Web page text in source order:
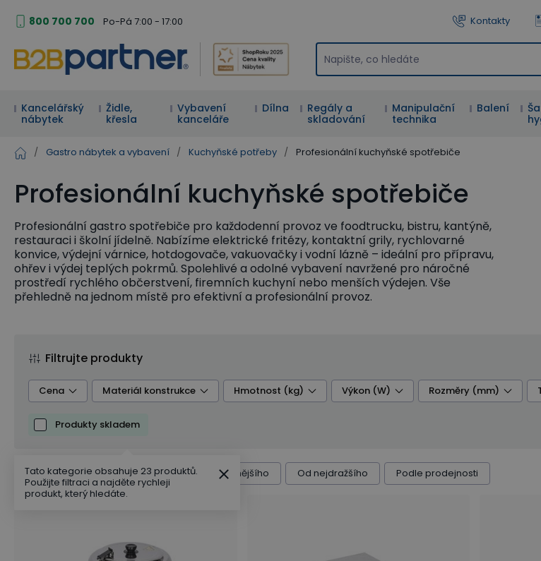
800 700 700 Po-Pá 7:00 - 17:00 Kontakty
Kancelářský
nábytek
Židle,
křesla
Vybavení
kanceláře
Dílna
Regály a
skladování
Manipulační
technika
Balení
/ Gastro nábytek a vybavení / Kuchyňské potřeby / Profesionální kuchyňské spotřebiče
Profesionální kuchyňské spotřebiče
Profesionální gastro spotřebiče pro každodenní provoz ve foodtrucku, bistru, kantýně,
restauraci i školní jídelně. Nabízíme elektrické fritézy, kontaktní grily, rychlovarné
konvice, výdejní várnice, hotdogovače, vakuovačky i vodní lázně – ideální pro přípravu,
ohřev i výdej teplých pokrmů. Spolehlivé a odolné vybavení navržené pro náročné
prostředí rychlého občerstvení, firemních kuchyní nebo menších výdejen. Vše
přehledně na jednom místě pro efektivní a profesionální provoz.
Filtrujte produkty
Cena Materiál konstrukce Hmotnost (kg) Výkon (W) Rozměry (mm)
Produkty skladem
Řazení produktů Výchozí Od nejlevnějšího Od nejdražšího Podle prodejnosti
Tato kategorie obsahuje 23 produktů.
Použijte filtraci a najděte rychleji
produkt, který hledáte.